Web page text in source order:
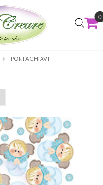
0
PORTACHIAVI